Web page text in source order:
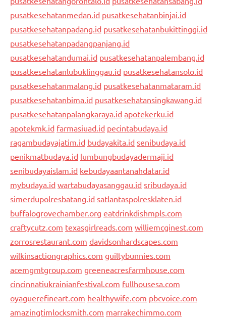
pusatkesehatanmedan.id pusatkesehatanbinjai.id
pusatkesehatanpadang.id pusatkesehatanbukittinggi.id
pusatkesehatanpadangpanjang.id
pusatkesehatandumai.id pusatkesehatanpalembang.id
pusatkesehatanlubuklinggau.id pusatkesehatansolo.id
pusatkesehatanmalang.id pusatkesehatanmataram.id
pusatkesehatanbima.id pusatkesehatansingkawang.id
pusatkesehatanpalangkaraya.id apotekerku.id
apotekmk.id farmasiuad.id pecintabudaya.id
ragambudayajatim.id budayakita.id senibudaya.id
penikmatbudaya.id lumbungbudayadermaji.id
senibudayaislam.id kebudayaantanahdatar.id
mybudaya.id wartabudayasanggau.id sribudaya.id
simerdupolresbatang.id satlantaspolresklaten.id
buffalogrovechamber.org eatdrinkdishmpls.com
craftycutz.com texasgirlreads.com williemcginest.com
zorrosrestaurant.com davidsonhardscapes.com
wilkinsactiongraphics.com guiltybunnies.com
acemgmtgroup.com greeneacresfarmhouse.com
cincinnatiukrainianfestival.com fullhousesa.com
oyaguerefineart.com healthywife.com pbcvoice.com
amazingtimlocksmith.com marrakechimmo.com